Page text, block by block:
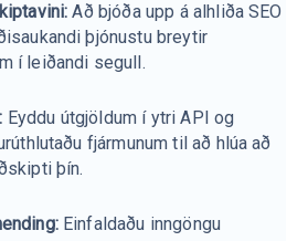
Að bjóða upp á alhliða SEO
þjónustu breytir
í leiðandi segull.
Eyddu útgjöldum í ytri API og
fjármunum til að hlúa að
þín.
Einfaldaðu inngöngu